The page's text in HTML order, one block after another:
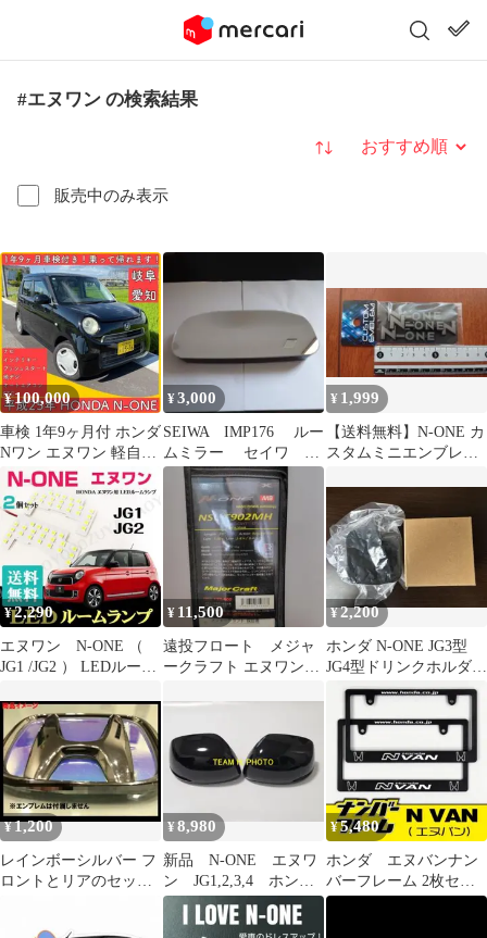
#エヌワン の検索結果
販売中のみ表示
並び替え
¥100,000
車検 1年9ヶ月付 ホンダ
Nワン エヌワン 軽自動
車 岐阜 愛知 三重 JG1
¥3,000
SEIWA IMP176 ルー
ムミラー セイワ n-
box JF3 JF4
¥ 1,999
【送料無料】N-ONE カ
スタムミニエンブレム
¥2,290
エヌワン N-ONE （
JG1 /JG2 ） LEDルーム
¥ 11,500
遠投フロート メジャ
ークラフト エヌワン
メバル
¥2,200
ホンダ N-ONE JG3型
JG4型ドリンクホルダー
カバー
¥1,200
レインボーシルバー フ
ロントとリアのセット
¥8,980
新品 N-ONE エヌワ
ン JG1,2,3,4 ホンダ
純正 ドアミラーカバ
ー 黒
¥5,480
ホンダ エヌバンナン
バーフレーム 2枚セッ
ト 他のNシリーズに変